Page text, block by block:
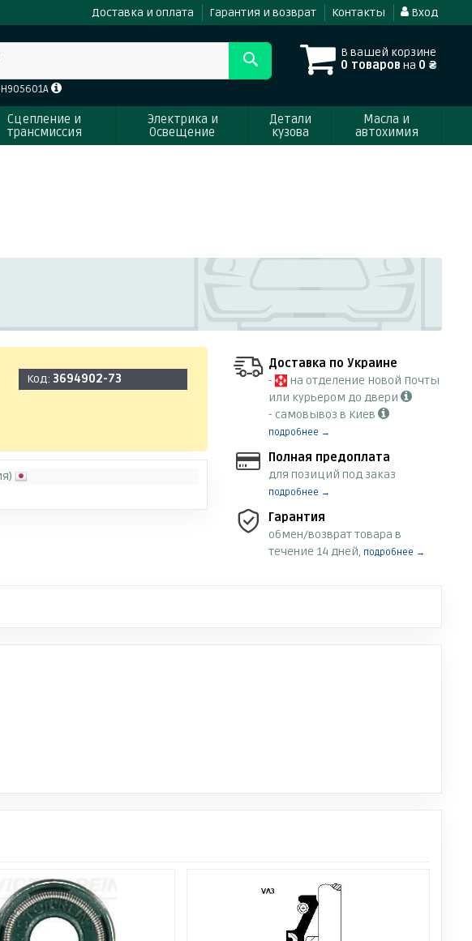
Доставка и оплата Гарантия и возврат Контакты Вход
В вашей корзине
0 товаров на 0 ₴
Сцепление и
трансмиссия
Электрика и
Освещение
Детали
кузова
Масла и
автохимия
Код:3694902-73
Доставка по Украине
-
на отделение Новой Почты
или курьером до двери
- самовывоз в Киев
подробнее →
Полная предоплата
для позиций под заказ
подробнее →
Гарантия
обмен/возврат товара в
течение 14 дней, подробнее →